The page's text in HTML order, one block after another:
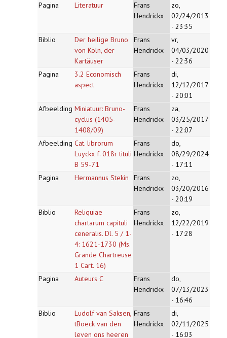
Pagina Literatuur
Frans
Hendrickx
zo,
02/24/2013
- 23:35
Biblio
Der heilige Bruno
von Köln, der
Kartäuser
Frans
Hendrickx
vr,
04/03/2020
- 22:36
Pagina
3.2 Economisch
aspect
Frans
Hendrickx
di,
12/12/2017
- 20:01
Afbeelding Miniatuur: Bruno-
cyclus (1405-
1408/09)
Frans
Hendrickx
za,
03/25/2017
- 22:07
Afbeelding Cat. librorum
Luyckx f. 018r tituli
B 59-71
Frans
Hendrickx
do,
08/29/2024
- 17:11
Pagina
Hermannus Stekin
Frans
Hendrickx
zo,
03/20/2016
- 20:19
Biblio
Reliquiae
chartarum capituli
ceneralis. Dl. 5 / 1-
4: 1621-1730 (Ms.
Grande Chartreuse
1 Cart. 16)
Frans
Hendrickx
zo,
12/22/2019
- 17:28
Pagina Auteurs C
Frans
Hendrickx
do,
07/13/2023
- 16:46
Biblio
Ludolf van Saksen,
tBoeck van den
leven ons heeren
Frans
Hendrickx
di,
02/11/2025
- 16:03